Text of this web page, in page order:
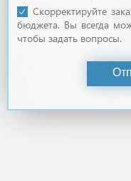
Скорректируйте
бюджета. Вы всегда
чтобы задать вопросы.